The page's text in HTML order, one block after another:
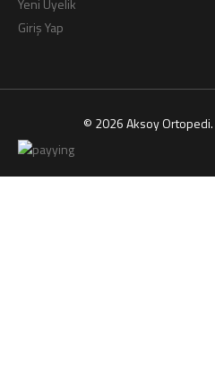
Yeni Üyelik
Giriş Yap
© 2026 Aksoy Ortopedi.